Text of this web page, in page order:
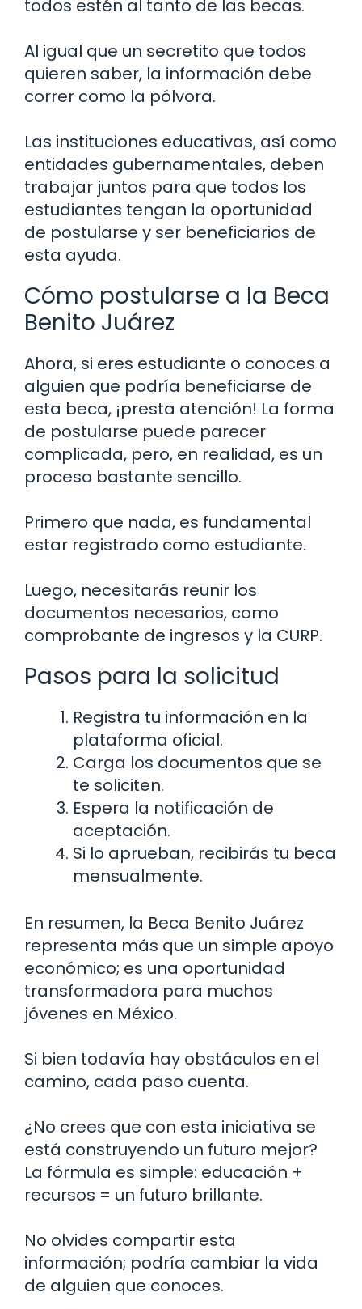
todos estén al tanto de las becas.
Al igual que un secretito que todos
quieren saber, la información debe
correr como la pólvora.
Las instituciones educativas, así como
entidades gubernamentales, deben
trabajar juntos para que todos los
estudiantes tengan la oportunidad
de postularse y ser beneficiarios de
esta ayuda.
Cómo postularse a la Beca
Benito Juárez
Ahora, si eres estudiante o conoces a
alguien que podría beneficiarse de
esta beca, ¡presta atención! La forma
de postularse puede parecer
complicada, pero, en realidad, es un
proceso bastante sencillo.
Primero que nada, es fundamental
estar registrado como estudiante.
Luego, necesitarás reunir los
documentos necesarios, como
comprobante de ingresos y la CURP.
Pasos para la solicitud
Registra tu información en la
plataforma oficial.
Carga los documentos que se
te soliciten.
Espera la notificación de
aceptación.
Si lo aprueban, recibirás tu beca
mensualmente.
En resumen, la Beca Benito Juárez
representa más que un simple apoyo
económico; es una oportunidad
transformadora para muchos
jóvenes en México.
Si bien todavía hay obstáculos en el
camino, cada paso cuenta.
¿No crees que con esta iniciativa se
está construyendo un futuro mejor?
La fórmula es simple: educación +
recursos = un futuro brillante.
No olvides compartir esta
información; podría cambiar la vida
de alguien que conoces.